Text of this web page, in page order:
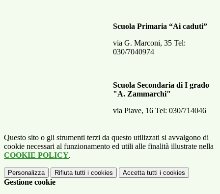
Scuola Primaria “Ai caduti”
via G. Marconi, 35 Tel:
030/7040974
Scuola Secondaria di I grado
"A. Zammarchi"
via Piave, 16 Tel: 030/714046
Questo sito o gli strumenti terzi da questo utilizzati si avvalgono di
cookie necessari al funzionamento ed utili alle finalità illustrate nella
COOKIE POLICY.
Personalizza Rifiuta tutti i cookies Accetta tutti i cookies
Gestione cookie